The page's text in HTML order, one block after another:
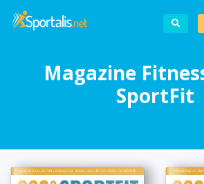
Magazine
SportFit